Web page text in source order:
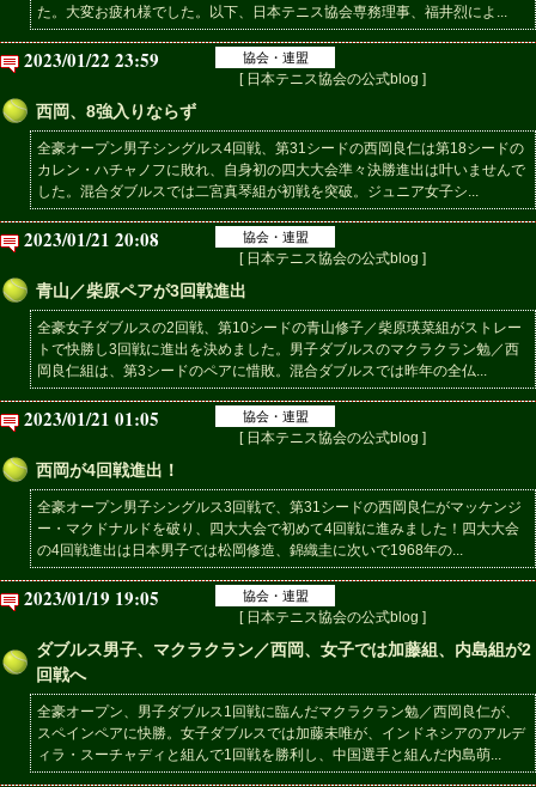
た。大変お疲れ様でした。以下、日本テニス協会専務理事、福井烈によ...
2023/01/22 23:59 協会・連盟
[ 日本テニス協会の公式blog ]
西岡、8強入りならず
全豪オープン男子シングルス4回戦、第31シードの西岡良仁は第18シードの
カレン・ハチャノフに敗れ、自身初の四大大会準々決勝進出は叶いませんで
した。混合ダブルスでは二宮真琴組が初戦を突破。ジュニア女子シ...
2023/01/21 20:08 協会・連盟
[ 日本テニス協会の公式blog ]
青山／柴原ペアが3回戦進出
全豪女子ダブルスの2回戦、第10シードの青山修子／柴原瑛菜組がストレー
トで快勝し3回戦に進出を決めました。男子ダブルスのマクラクラン勉／西
岡良仁組は、第3シードのペアに惜敗。混合ダブルスでは昨年の全仏...
2023/01/21 01:05 協会・連盟
[ 日本テニス協会の公式blog ]
西岡が4回戦進出！
全豪オープン男子シングルス3回戦で、第31シードの西岡良仁がマッケンジ
ー・マクドナルドを破り、四大大会で初めて4回戦に進みました！四大大会
の4回戦進出は日本男子では松岡修造、錦織圭に次いで1968年の...
2023/01/19 19:05 協会・連盟
[ 日本テニス協会の公式blog ]
ダブルス男子、マクラクラン／西岡、女子では加藤組、内島組が2
回戦へ
全豪オープン、男子ダブルス1回戦に臨んだマクラクラン勉／西岡良仁が、
スペインペアに快勝。女子ダブルスでは加藤未唯が、インドネシアのアルデ
ィラ・スーチャディと組んで1回戦を勝利し、中国選手と組んだ内島萌...